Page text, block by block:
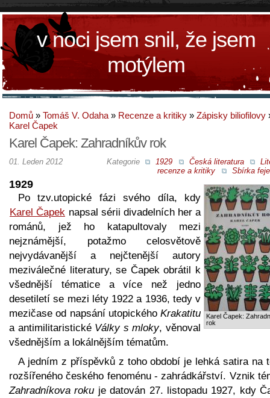
v noci jsem snil, že jsem
motýlem
Domů » Tomáš V. Odaha » Recenze a kritiky » Zápisky biliofilovy
Karel Čapek
Karel Čapek: Zahradníkův rok
Kategorie 1929 Česká literatura
recenze a kritiky
Sbírka
01. Leden 2012
Karel Čapek:
rok
1929
Po tzv.utopické fázi svého díla, kdy
Karel Čapek napsal sérii divadelních her a
románů, jež ho katapultovaly mezi
nejznámější, potažmo celosvětově
nejvydávanější a nejčtenější autory
meziválečné literatury, se Čapek obrátil k
všednější tématice a více než jedno
desetiletí se mezi léty 1922 a 1936, tedy v
mezičase od napsání utopického Krakatitu
a antimilitaristické Války s mloky, věnoval
všednějším a lokálnějším tématům.
A jedním z příspěvků z toho období je lehká satira na
rozšířeného českého fenoménu - zahrádkářství. Vznik
Zahradníkova roku je datován 27. listopadu 1927, kdy